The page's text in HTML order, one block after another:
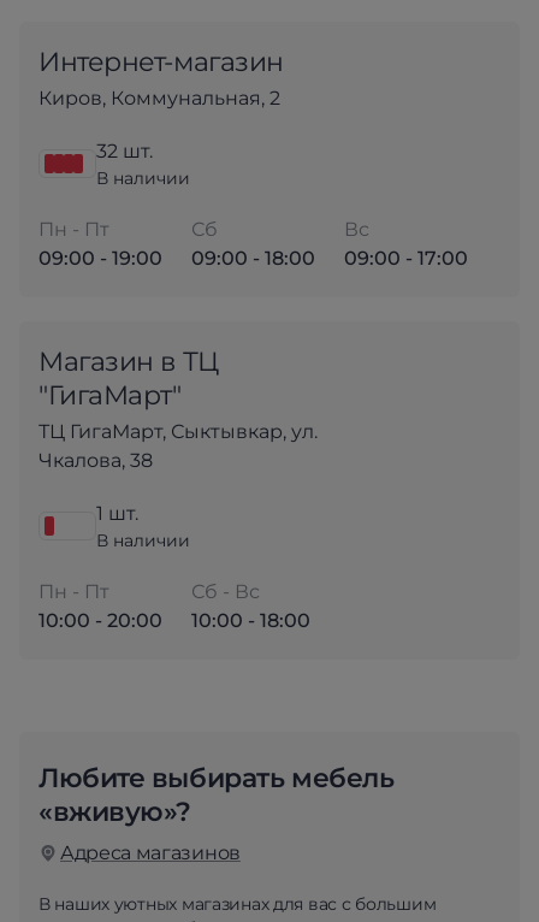
Интернет-магазин
Киров, Коммунальная, 2
32 шт.
В наличии
Пн - Пт
09:00 - 19:00
Сб
09:00 - 18:00
Вс
09:00 - 17:00
Магазин в ТЦ
"ГигаМарт"
ТЦ ГигаМарт, Сыктывкар, ул.
Чкалова, 38
1 шт.
В наличии
Пн - Пт
10:00 - 20:00
Сб - Вс
10:00 - 18:00
Любите выбирать мебель
«вживую»?
Адреса магазинов
В наших уютных магазинах для вас с большим